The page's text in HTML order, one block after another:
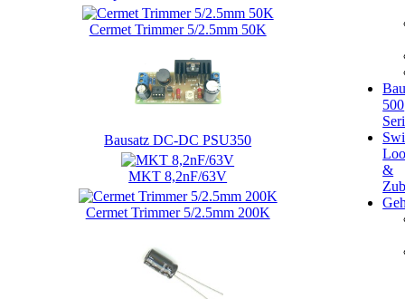
Cermet Trimmer 5/2.5mm 50K
Bausatz DC-DC PSU350
MKT 8,2nF/63V
Cermet Trimmer 5/2.5mm 200K
500
&